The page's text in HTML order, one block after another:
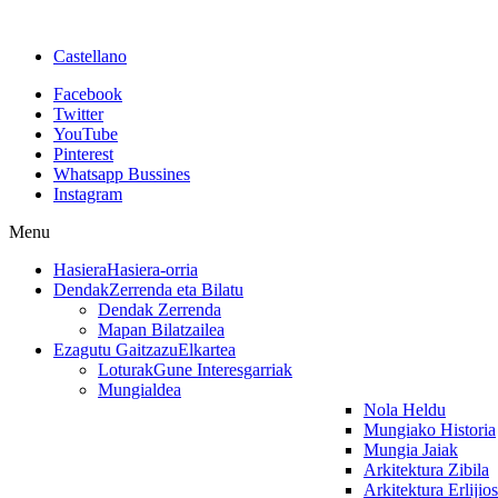
Castellano
Facebook
Twitter
YouTube
Pinterest
Whatsapp Bussines
Instagram
Menu
HasieraHasiera-orria
DendakZerrenda eta Bilatu
Dendak Zerrenda
Mapan Bilatzailea
Ezagutu GaitzazuElkartea
LoturakGune Interesgarriak
Mungialdea
Nola Heldu
Mungiako Historia
Mungia Jaiak
Arkitektura Zibila
Arkitektura